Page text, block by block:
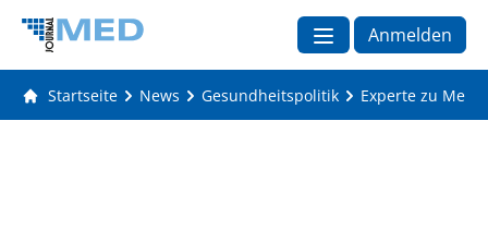
Anmelden
Startseite News Gesundheitspolitik Experte zu